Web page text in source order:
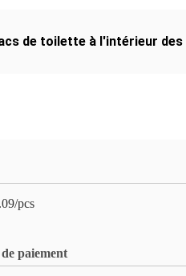
de toilette à l'intérieur des
pcs
paiement